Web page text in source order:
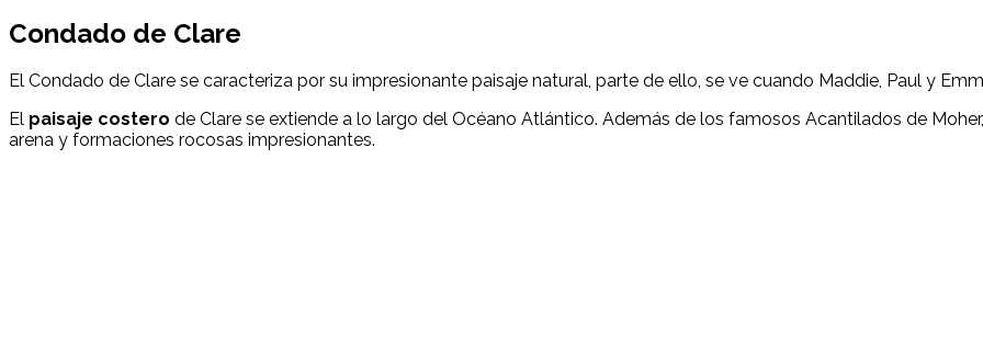
Condado de Clare
El Condado de Clare se caracteriza por su impresionante paisaje natural, parte de ello, se ve cuando Maddie, Paul y
El paisaje costero de Clare se extiende a lo largo del Océano Atlántico. Además de los famosos Acantilados de
arena y formaciones rocosas impresionantes.